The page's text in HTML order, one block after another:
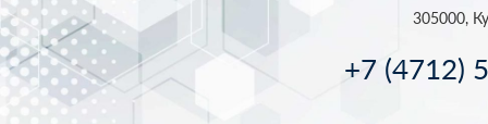
305000,
+7 (4712)